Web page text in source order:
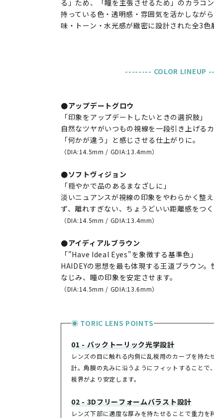
る」ため、「瞳を主張させるため」のカラコ
持っている色・透明感・雰囲気を活かしなが
味・トーン・水光感が緻密に設計された全3色
-------- COLOR LINEUP
●アップデートグロウ
「印象をアップデートしたいときの選択肢」
自然なツヤがいつもの視線を一段引き上げる
「何かが違う」と感じさせる仕上がりに。
（DIA:14.5mm / GDIA:13.4mm）
●ソフトヴィジョン
「穏やかで品のあるまなざしに」
淡いニュアンスが視線の印象をやわらかく整
ず、離れすぎない、ちょうどいい距離感をつく
（DIA:14.5mm / GDIA:13.4mm）
●アイディアルブラウン
「"Have Ideal Eyes"を象徴する基準色」
HAIDEYの思想を最も体現する王道ブラウン
なじみ、瞳の印象を安定させます。
（DIA:14.5mm / GDIA:13.6mm）
◉ TORIC LENS POINTS
01 - バックトーリック光学設計
レンズの目に触れる内側に乱視用のカーブを持た
計。角膜の丸みに沿うようにフィットすることで
視界がより安定します。
02 - 3Dフリーフォームバラスト設計
レンズ下部に適度な厚みを持たせることで重力を